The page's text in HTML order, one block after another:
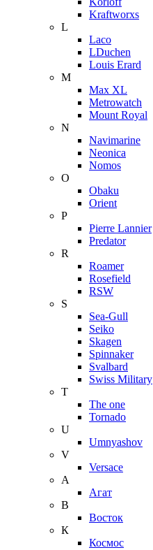
Kraftworxs
L
Laco
LDuchen
Louis Erard
M
Max XL
Metrowatch
Mount Royal
N
Navimarine
Neonica
Nomos
O
Obaku
Orient
P
Pierre Lannier
Predator
R
Roamer
Rosefield
RSW
S
Sea-Gull
Seiko
Skagen
Spinnaker
Svalbard
Swiss Military
T
The one
Tornado
U
Umnyashov
V
Versace
А
Агат
В
Восток
К
Космос